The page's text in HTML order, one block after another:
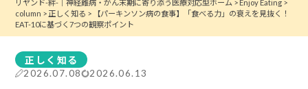
リヤンド-絆-｜神経難病・がん末期に寄り添う医療対応型ホーム > Enjoy Eating >
column > 正しく知る >
【パーキンソン病の食事】「食べる力」の衰えを見抜く！
EAT-10に基づく7つの観察ポイント
正しく知る
2026.07.08 2026.06.13